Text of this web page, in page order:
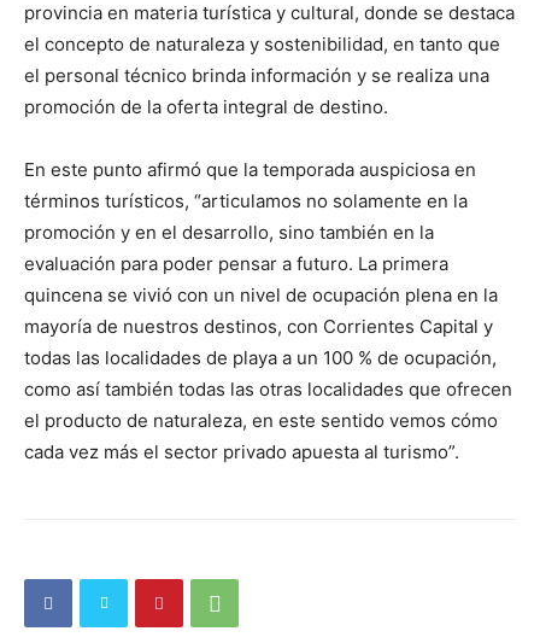
provincia en materia turística y cultural, donde se destaca
el concepto de naturaleza y sostenibilidad, en tanto que
el personal técnico brinda información y se realiza una
promoción de la oferta integral de destino.
En este punto afirmó que la temporada auspiciosa en
términos turísticos, “articulamos no solamente en la
promoción y en el desarrollo, sino también en la
evaluación para poder pensar a futuro. La primera
quincena se vivió con un nivel de ocupación plena en la
mayoría de nuestros destinos, con Corrientes Capital y
todas las localidades de playa a un 100 % de ocupación,
como así también todas las otras localidades que ofrecen
el producto de naturaleza, en este sentido vemos cómo
cada vez más el sector privado apuesta al turismo”.